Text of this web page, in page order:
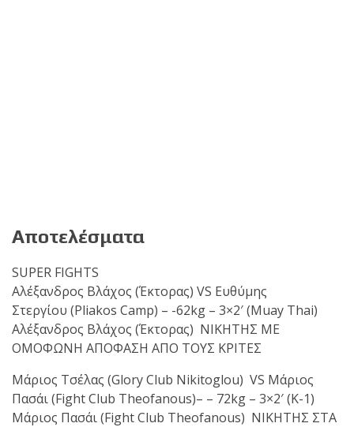
Αποτελέσματα
SUPER FIGHTS
Αλέξανδρος Βλάχος (Έκτορας) VS Ευθύμης
Στεργίου (Pliakos Camp) – -62kg – 3×2′ (Muay Thai)
Αλέξανδρος Βλάχος (Έκτορας) ΝΙΚΗΤΗΣ ΜΕ
ΟΜΟΦΩΝΗ ΑΠΟΦΑΣΗ ΑΠΟ ΤΟΥΣ KΡΙΤΕΣ
Μάριος Τσέλας (Glory Club Nikitoglou) VS Μάριος
Πασάι (Fight Club Theofanous)– – 72kg – 3×2′ (Κ-1)
Μάριος Πασάι (Fight Club Theofanous) ΝΙΚΗΤΗΣ ΣΤΑ